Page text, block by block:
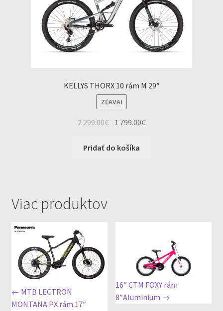
KELLYS THORX 10 rám M 29″
ZĽAVA!
2 299.00€ Original
was:
1 799.00€Current
Pridať do košíka
Viac produktov
← MTB LECTRON
MONTANA PX rám 17″
16″ CTM FOXY rám
8″Aluminium →